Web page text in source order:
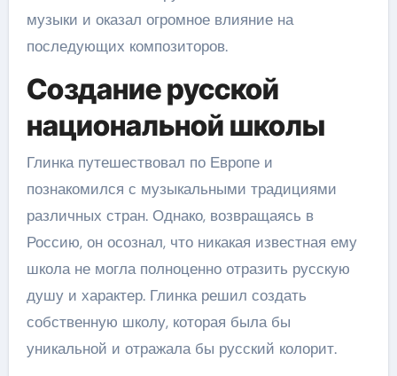
музыки и оказал огромное влияние на
последующих композиторов.
Создание русской
национальной школы
Глинка путешествовал по Европе и
познакомился с музыкальными традициями
различных стран. Однако, возвращаясь в
Россию, он осознал, что никакая известная ему
школа не могла полноценно отразить русскую
душу и характер. Глинка решил создать
собственную школу, которая была бы
уникальной и отражала бы русский колорит.